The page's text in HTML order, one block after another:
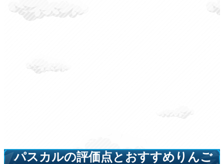
パスカルの評価点とおすすめりんご